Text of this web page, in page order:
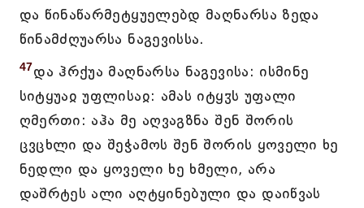
და წინაწარმეტყუელებდ მაღნარსა ზედა
წინამძღუარსა ნაგევისსა.
47და ჰრქუა მაღნარსა ნაგევისა: ისმინე
სიტყუაჲ უფლისაჲ: ამას იტყჳს უფალი
ღმერთი: აჰა მე აღვაგზნა შენ შორის
ცვცხლი და შეჭამოს შენ შორის ყოველი ხე
ნედლი და ყოველი ხე ხმელი, არა
დაშრტეს ალი აღტყინებული და დაიწვას